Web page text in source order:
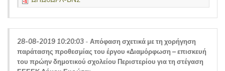
28-08-2019 10:20:03 - Απόφαση σχετικά με τη χορήγηση
παράτασης προθεσμίας του έργου «Διαμόρφωση – επισκευή
του πρώην δημοτικού σχολείου Περιστερίου για τη στέγαση